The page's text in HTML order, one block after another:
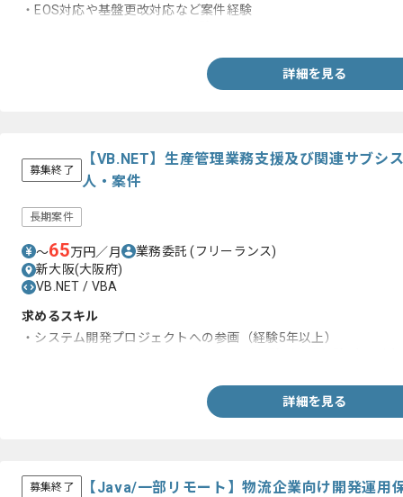
・EOS対応や基盤更改対応など案件経験
詳細を見る
募集終了
【VB.NET】生産管理業務支援及び関連サブシ
人・案件
長期案件
〜65万円／月 業務委託(フリーランス)
新大阪(大阪府)
VB.NET / VBA
求めるスキル
・システム開発プロジェクトへの参画（経験5年以上）
詳細を見る
募集終了 【Java/一部リモート】物流企業向け開発運用